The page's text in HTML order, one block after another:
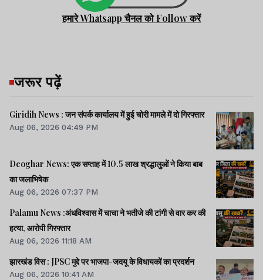
हमारे Whatsapp चैनल को Follow करें
जरूर पढ़ें
Giridih News : जन संपर्क कार्यालय में हुई चोरी मामले में दो गिरफ्तार
Aug 06, 2026 04:49 PM
Deoghar News: एक सप्ताह में 10.5 लाख श्रद्धालुओं ने किया बाब
का जलाभिषेक
Aug 06, 2026 07:37 PM
Palamu News :अंधविश्वास में चाचा ने भतीजे की टांगी से वार कर की
हत्या, आरोपी गिरफ्तार
Aug 06, 2026 11:18 AM
झारखंड विस : JPSC मुद्दे पर भाजपा-जदयू के विधायकों का प्रदर्शन
Aug 06, 2026 10:41 AM